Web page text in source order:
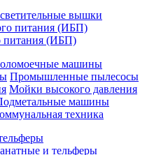
вышки
питания (ИБП)
машины
Промышленные пылесосы
Мойки высокого давления
машины
техника
и тельферы